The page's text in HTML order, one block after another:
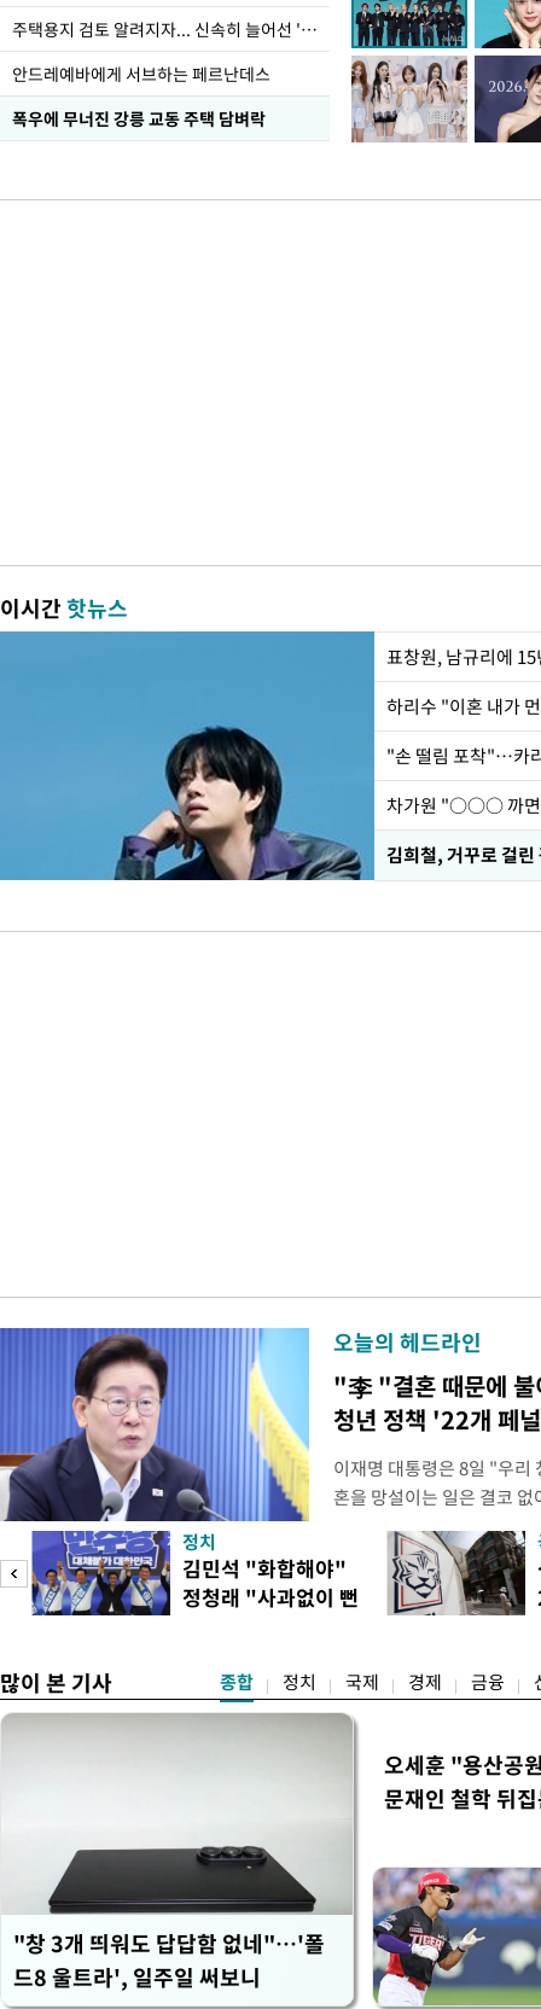
주택용지 검토 알려지자... 신속히 늘어선 '근조화환'
안드레예바에게 서브하는 페르난데스
폭우에 무너진 강릉 교동 주택 담벼락
이시간핫뉴스
하리수 "이혼 내가
"손 떨림 포착"…카
오늘의 헤드라인
"李 "결혼 때문에
청년 정책 '22개 페
이재명 대통령은 8일 "우리
혼을 망설이는 일은 결코
하는 제도가 있을 경우 편
다. 이 대통령은 이날 오후
로 찾은 결혼 페널티 22개'
이 대통령은 "결혼으로 인
정치
김민석 "화합해야"
정청래 "사과없이 뻔
많이 본 기사 종합 정치 국제 경제 금융
"창 3개 띄워도 답답함 없네"…'폴
드8 울트라', 일주일 써보니
오세훈 "용산공
문재인 철학 뒤